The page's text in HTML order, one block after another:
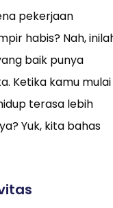
pekerjaan
habis? Nah,
baik punya
Ketika kamu mulai
terasa lebih
Yuk, kita bahas